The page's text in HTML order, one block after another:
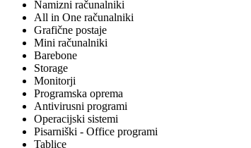
Namizni računalniki
All in One računalniki
Grafične postaje
Mini računalniki
Barebone
Storage
Monitorji
Programska oprema
Antivirusni programi
Operacijski sistemi
Pisarniški - Office programi
Tablice